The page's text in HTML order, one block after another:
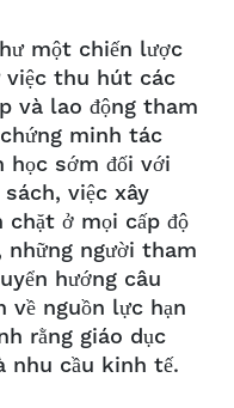
một chiến lược
việc thu hút các
và lao động tham
minh tác
học sớm đối với
việc xây
chặt ở mọi cấp độ
những người tham
hướng câu
về nguồn lực hạn
rằng giáo dục
nhu cầu kinh tế.